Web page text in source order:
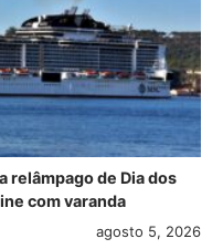
relâmpago de Dia dos
com varanda
agosto 5, 2026